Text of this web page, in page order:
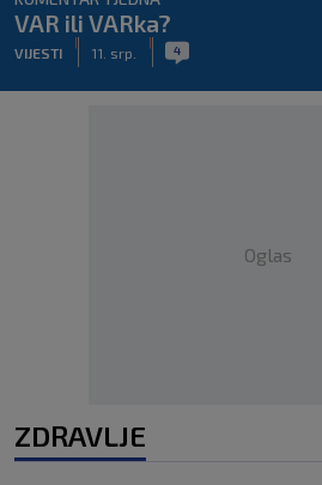
VAR ili VARka?
VIJESTI 11. srp. 4
Oglas
ZDRAVLJE